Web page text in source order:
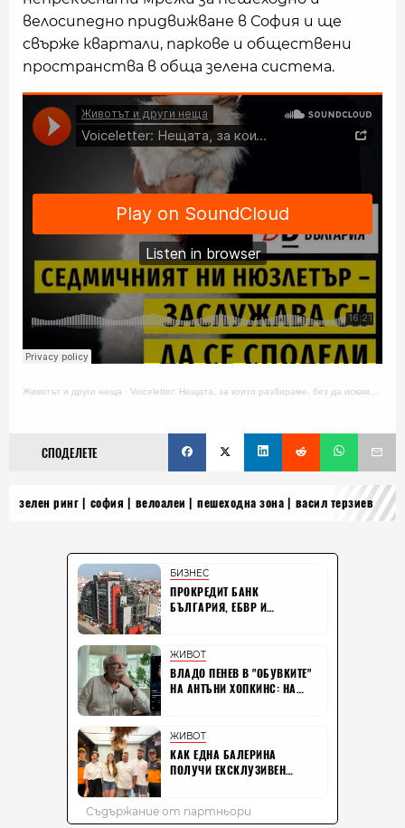
велосипедно придвижване в София и ще
свърже квартали, паркове и обществени
пространства в обща зелена система.
Животът и други неща · Voiceletter: Нещата, за които разбираме, без да искаме, Епизод 18
СПОДЕЛЕТЕ
зелен ринг софия велоалеи пешеходна зона васил терзиев